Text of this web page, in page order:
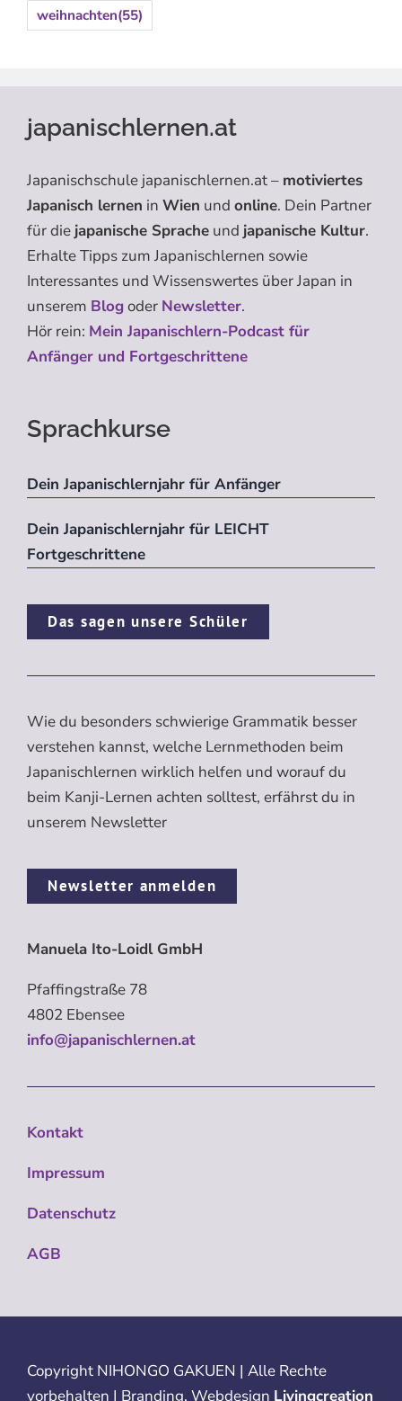
weihnachten(55)
japanischlernen.at
Japanischschule japanischlernen.at – motiviertes
Japanisch lernen in Wien und online. Dein Partner
für die japanische Sprache und japanische Kultur.
Erhalte Tipps zum Japanischlernen sowie
Interessantes und Wissenswertes über Japan in
unserem Blogoder Newsletter.
Hör rein: Mein Japanischlern-Podcast für
Anfänger und Fortgeschrittene
Sprachkurse
Dein Japanischlernjahr für Anfänger
Dein Japanischlernjahr für LEICHT
Fortgeschrittene
Das sagen unsere Schüler
Wie du besonders schwierige Grammatik besser
verstehen kannst, welche Lernmethoden beim
Japanischlernen wirklich helfen und worauf du
beim Kanji-Lernen achten solltest, erfährst du in
unserem Newsletter
Newsletter anmelden
Manuela Ito-Loidl GmbH
Pfaffingstraße 78
4802 Ebensee
info@japanischlernen.at
Kontakt
Impressum
Datenschutz
AGB
Copyright NIHONGO GAKUEN | Alle Rechte
vorbehalten | Branding, Webdesign Livingcreation